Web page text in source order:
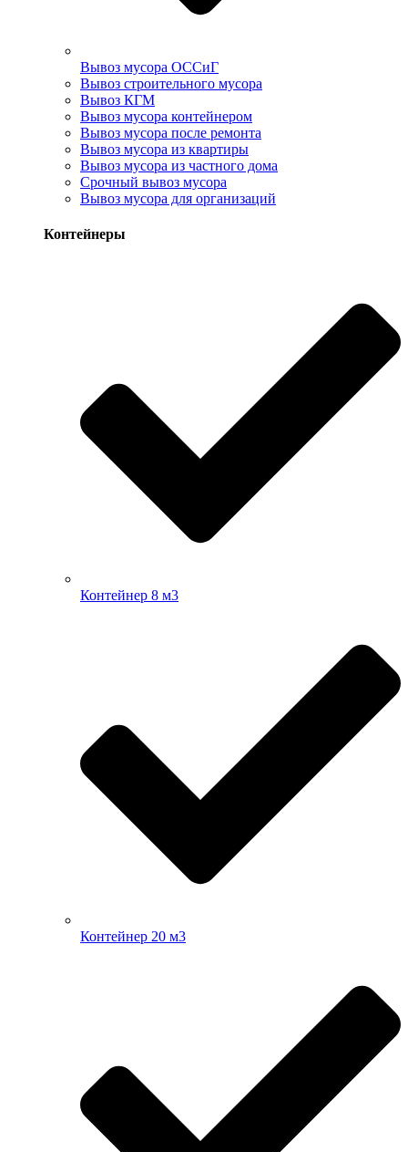
Вывоз мусора ОССиГ
Вывоз строительного мусора
Вывоз КГМ
Вывоз мусора контейнером
Вывоз мусора после ремонта
Вывоз мусора из квартиры
Вывоз мусора из частного дома
Срочный вывоз мусора
Вывоз мусора для организаций
Контейнеры
Контейнер 8 м3
Контейнер 20 м3